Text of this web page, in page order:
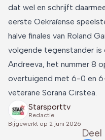
dat wel en schrijft
eerste Oekraïense
halve finales van Roland
volgende tegenstander is
Andreeva, het nummer 8
overtuigend met 6-0 en
veterane Sorana Cirstea.
Starsporttv
Redactie
Bijgewerkt op 2 juni 2026